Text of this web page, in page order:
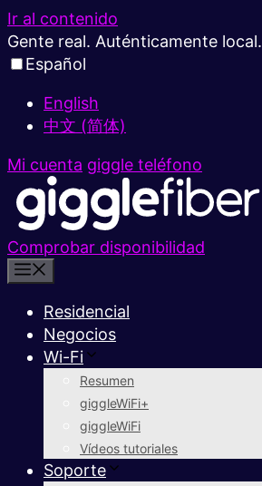
Ir al contenido
Gente real. Auténticamente local.
Español
English
中文 (简体)
Mi cuenta giggle teléfono
Comprobar disponibilidad
Residencial
Negocios
Wi-Fi
Resumen
giggleWiFi+
giggleWiFi
Vídeos tutoriales
Soporte